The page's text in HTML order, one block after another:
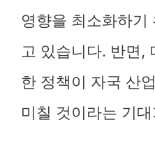
영향을 최소화하기
고 있습니다. 반면,
한 정책이 자국 산
미칠 것이라는 기